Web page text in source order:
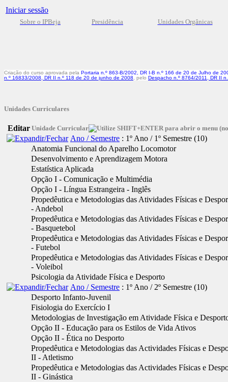
Iniciar sessão
Sobre o IPBeja Presidência Unidades Orgânicas
Criação do curso aprovada pela Portaria n.º 863-B/2002, DR I-B n.º 166 de 20 de Julho de
n.º 16833/2008, DR II n.º 118 de 20 de junho de 2008 , pelo Despacho n.º 8764/2011, DR II
Unidades Curriculares
Editar Unidade Curricular
Ano / Semestre : 1º Ano / 1º Semestre ‎(10)
Anatomia Funcional do Aparelho Locomotor
Desenvolvimento e Aprendizagem Motora
Estatística Aplicada
Opção I - Comunicação e Multimédia
Opção I - Língua Estrangeira - Inglês
Propedêutica e Metodologias das Atividades Físicas e
- Andebol
Propedêutica e Metodologias das Atividades Físicas e
- Basquetebol
Propedêutica e Metodologias das Atividades Físicas e
- Futebol
Propedêutica e Metodologias das Atividades Físicas e
- Voleibol
Psicologia da Atividade Física e Desporto
Ano / Semestre : 1º Ano / 2º Semestre ‎(10)
Desporto Infanto-Juvenil
Fisiologia do Exercício I
Metodologias de Investigação em Atividade Física e
Opção II - Educação para os Estilos de Vida Ativos
Opção II - Ética no Desporto
Propedêutica e Metodologias das Actividades Físicas e
II - Atletismo
Propedêutica e Metodologias das Actividades Físicas e
II - Ginástica